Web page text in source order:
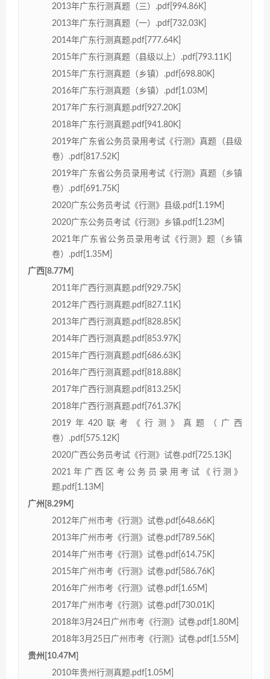
2013年广东行测真题（三）.pdf[994.86K]
2013年广东行测真题（一）.pdf[732.03K]
2014年广东行测真题.pdf[777.64K]
2015年广东行测真题（县级以上）.pdf[793.11K]
2015年广东行测真题（乡镇）.pdf[698.80K]
2016年广东行测真题（乡镇）.pdf[1.03M]
2017年广东行测真题.pdf[927.20K]
2018年广东行测真题.pdf[941.80K]
2019年广东省公务员录用考试《行测》真题（县级
卷）.pdf[817.52K]
2019年广东省公务员录用考试《行测》真题（乡镇
卷）.pdf[691.75K]
2020广东公务员考试《行测》县级.pdf[1.19M]
2020广东公务员考试《行测》乡镇.pdf[1.23M]
2021年广东省公务员录用考试《行测》题（乡镇
卷）.pdf[1.35M]
广西[8.77M]
2011年广西行测真题.pdf[929.75K]
2012年广西行测真题.pdf[827.11K]
2013年广西行测真题.pdf[828.85K]
2014年广西行测真题.pdf[853.97K]
2015年广西行测真题.pdf[686.63K]
2016年广西行测真题.pdf[818.88K]
2017年广西行测真题.pdf[813.25K]
2018年广西行测真题.pdf[761.37K]
2019年420联考《行测》真题（广西
卷）.pdf[575.12K]
2020广西公务员考试《行测》试卷.pdf[725.13K]
2021年广西区考公务员录用考试《行测》
题.pdf[1.13M]
广州[8.29M]
2012年广州市考《行测》试卷.pdf[648.66K]
2013年广州市考《行测》试卷.pdf[789.56K]
2014年广州市考《行测》试卷.pdf[614.75K]
2015年广州市考《行测》试卷.pdf[586.76K]
2016年广州市考《行测》试卷.pdf[1.65M]
2017年广州市考《行测》试卷.pdf[730.01K]
2018年3月24日广州市考《行测》试卷.pdf[1.80M]
2018年3月25日广州市考《行测》试卷.pdf[1.55M]
贵州[10.47M]
2010年贵州行测真题.pdf[1.05M]